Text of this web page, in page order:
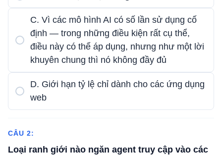
C. Vì các mô hình AI có số lần sử dụng cố
định — trong những điều kiện rất cụ thể,
điều này có thể áp dụng, nhưng như một lời
khuyên chung thì nó không đầy đủ
D. Giới hạn tỷ lệ chỉ dành cho các ứng dụng
web
CÂU 2:
Loại ranh giới nào ngăn agent truy cập vào các